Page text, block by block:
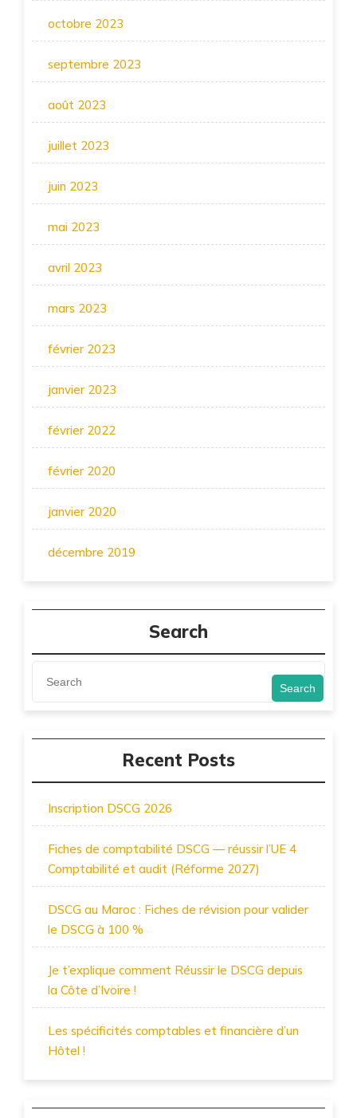
octobre 2023
septembre 2023
août 2023
juillet 2023
juin 2023
mai 2023
avril 2023
mars 2023
février 2023
janvier 2023
février 2022
février 2020
janvier 2020
décembre 2019
Search
Search
Recent Posts
Inscription DSCG 2026
Fiches de comptabilité DSCG — réussir l’UE 4
Comptabilité et audit (Réforme 2027)
DSCG au Maroc : Fiches de révision pour valider
le DSCG à 100 %
Je t’explique comment Réussir le DSCG depuis
la Côte d’Ivoire !
Les spécificités comptables et financière d’un
Hôtel !